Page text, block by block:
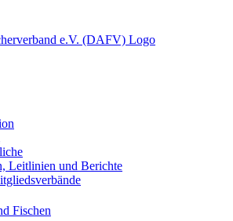
Leitlinien und Berichte
Fischen